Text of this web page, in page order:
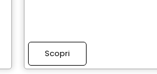
Scopri